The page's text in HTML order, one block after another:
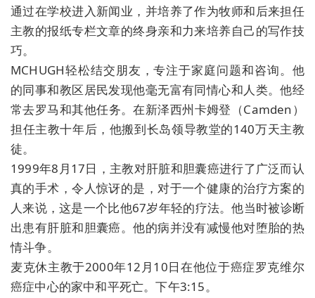
通过在学校进入新闻业，并培养了作为牧师和后来担任
主教的报纸专栏文章的终身亲和力来培养自己的写作技
巧。
MCHUGH轻松结交朋友，专注于家庭问题和咨询。他
的同事和教区居民发现他毫无富有同情心和人类。他经
常去罗马和其他任务。在新泽西州卡姆登（Camden）
担任主教十年后，他搬到长岛领导教堂的140万天主教
徒。
1999年8月17日，主教对肝脏和胆囊癌进行了广泛而认
真的手术，令人惊讶的是，对于一个健康的治疗方案的
人来说，这是一个比他67岁年轻的疗法。他当时被诊断
出患有肝脏和胆囊癌。他的病并没有减慢他对堕胎的热
情斗争。
麦克休主教于2000年12月10日在他位于癌症罗克维尔
癌症中心的家中和平死亡。下午3:15。